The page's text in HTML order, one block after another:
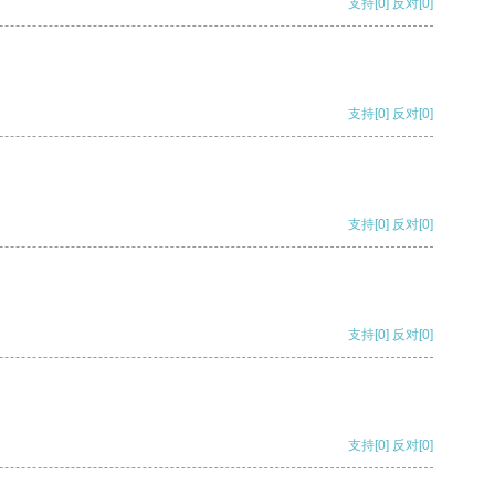
支持 [0] 反对 [0]
支持[0] 反对[0]
支持[0] 反对[0]
支持[0] 反对[0]
支持[0] 反对[0]